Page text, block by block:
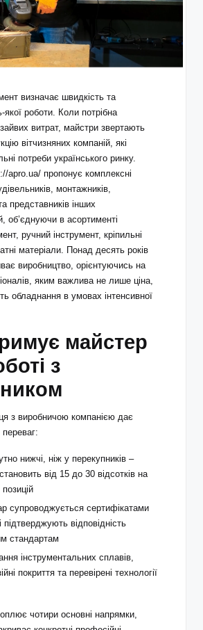
визначає швидкість та
якої роботи. Коли потрібна
зайвих витрат, майстри звертають
вітчизняних компаній, які
потреби українського ринку.
apro.ua/ пропонує комплексні
монтажників,
представників інших
об’єднуючи в асортименті
ручний інструмент, кріпильні
матеріали. Понад десять років
виробництво, орієнтуючись на
яким важлива не лише ціна,
обладнання в умовах інтенсивної
майстер
з
з виробничою компанією дає
переваг:
нижчі, ніж у перекупників –
від 15 до 30 відсотків на
супроводжується сертифікатами
підтверджують відповідність
стандартам
інструментальних сплавів,
покриття та перевірені технології
чотири основні напрямки,